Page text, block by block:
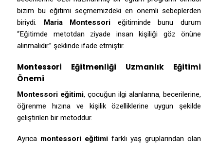
bizim bu eğitimi seçmemizdeki en önemli sebeplerden
biriydi.
Maria Montessori eğitiminde bunu durum
“Eğitimde metotdan ziyade insan kişiliği göz önüne
alınmalıdır.” şeklinde ifade etmiştir.
Montessori Eğitmenliği Uzmanlık Eğitimi
Önemi
Montessori eğitimi, çocuğun ilgi alanlarına, becerilerine,
öğrenme hızına ve kişilik özelliklerine uygun şekilde
geliştirilen bir metoddur.
Ayrıca montessori eğitimi farklı yaş gruplarından olan